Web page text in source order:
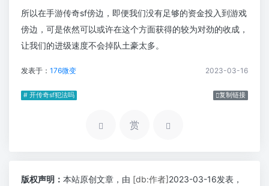
所以在手游传奇sf傍边，即便我们没有足够的资金投入到游戏
傍边，可是依然可以或许在这个方面获得的较为对劲的收成，
让我们的进级速度不会掉队土豪太多。
发表于： 176微变 2023-03-16
# 开传奇sf犯法吗 复制链接
赏
版权声明： 本站原创文章，由 [db:作者]2023-03-16发表，